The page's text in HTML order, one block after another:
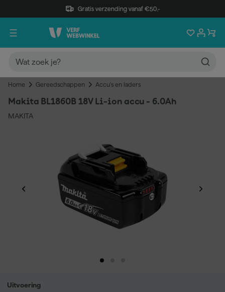
Gratis verzending vanaf €50,-
Home Gereedschappen Accu's en laders
Makita BL1860B 18V Li-ion accu - 6.0Ah
MAKITA
Uitvoering